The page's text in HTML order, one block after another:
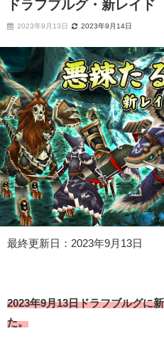
ドラフブルグ・新レイド
2023年9月13日 2023年9月14日
最終更新日：2023年9月13日
2023年9月13日ドラフブルグに
た。